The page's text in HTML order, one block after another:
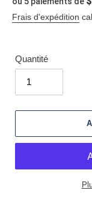
normal
Frais d'expédition
Quantité